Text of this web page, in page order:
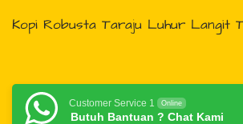
Kopi Robusta Taraju Luhur Langit
Customer Service 1 Online
Butuh Bantuan ? Chat Kami